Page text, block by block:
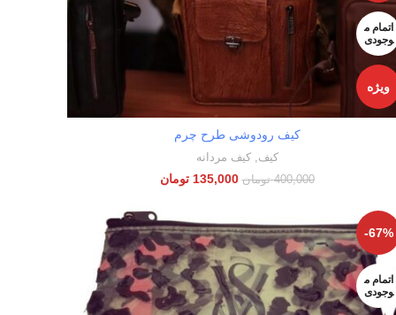
اتمام م
وجودی
ویژه
انتخاب گزینه‌ها
کیف رودوشی طرح چرم
کیف ,کیف مردانه
400,000 تومان 135,000 تومان
-67%
اتمام م
وجودی